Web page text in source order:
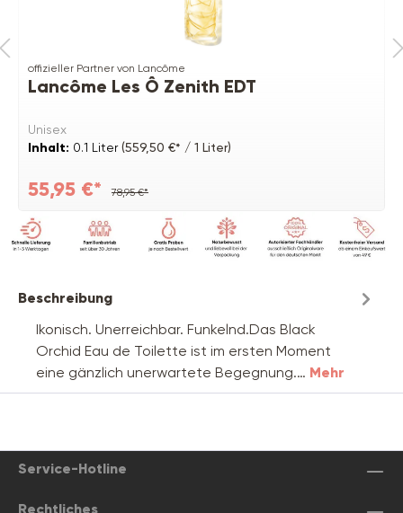
offizieller Partner von Lancôme
Lancôme Les Ô Zenith EDT
Unisex
Inhalt: 0.1 Liter(559,50 €* / 1 Liter)
55,95 €* 78,95 €*
Beschreibung
Ikonisch. Unerreichbar. Funkelnd.Das Black
Orchid Eau de Toilette ist im ersten Moment
eine gänzlich unerwartete Begegnung.… Mehr
Service-Hotline
Rechtliches